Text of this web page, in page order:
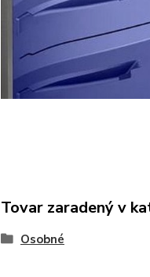
Tovar zaradený v
Osobné